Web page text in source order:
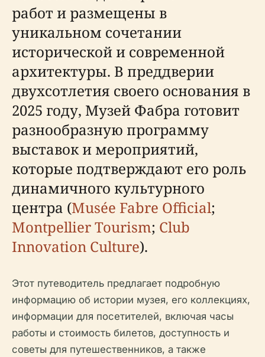
работ и размещены в
уникальном сочетании
исторической и современной
архитектуры. В преддверии
двухсотлетия своего основания в
2025 году, Музей Фабра готовит
разнообразную программу
выставок и мероприятий,
которые подтверждают его роль
динамичного культурного
центра (Musée Fabre Official;
Montpellier Tourism; Club
Innovation Culture).
Этот путеводитель предлагает подробную
информацию об истории музея, его коллекциях,
информации для посетителей, включая часы
работы и стоимость билетов, доступность и
советы для путешественников, а также